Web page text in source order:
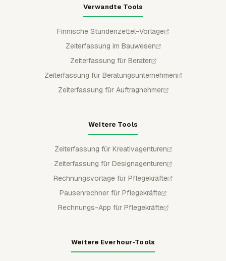
Verwandte Tools
Finnische Stundenzettel-Vorlage
Zeiterfassung im Bauwesen
Zeiterfassung für Berater
Zeiterfassung für Beratungsunternehmen
Zeiterfassung für Auftragnehmer
Weitere Tools
Zeiterfassung für Kreativagenturen
Zeiterfassung für Designagenturen
Rechnungsvorlage für Pflegekräfte
Pausenrechner für Pflegekräfte
Rechnungs-App für Pflegekräfte
Weitere Everhour-Tools